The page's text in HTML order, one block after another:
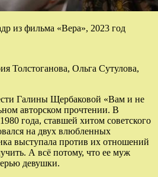
из фильма «Вера», 2023 год
Толстоганова, Ольга Сутулова,
Галины Щербаковой «Вам и не
авторском прочтении. В
года, ставшей хитом советского
на двух влюбленных
выступала против их отношений
А всё потому, что ее муж
девушки.